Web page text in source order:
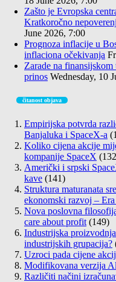
Zašto je Evropska
Kratkoročno
June 2026, 7:00
Prognoza inflacije u
inflaciona očekivanja
Zarade na
prinos Wednesday, 10
čitanost objava
Empirijska potvrda
Banjaluka i SpaceX-a
Koliko cijena akcije
kompanije SpaceX
Američki i srpski
kave (141)
Struktura maturanata
ekonomski razvoj –
Nova poslovna
care about profit (149)
Industrijska
industrijskih grupacija?
Uzroci pada cijene
Modifikovana verzija
Različiti načini